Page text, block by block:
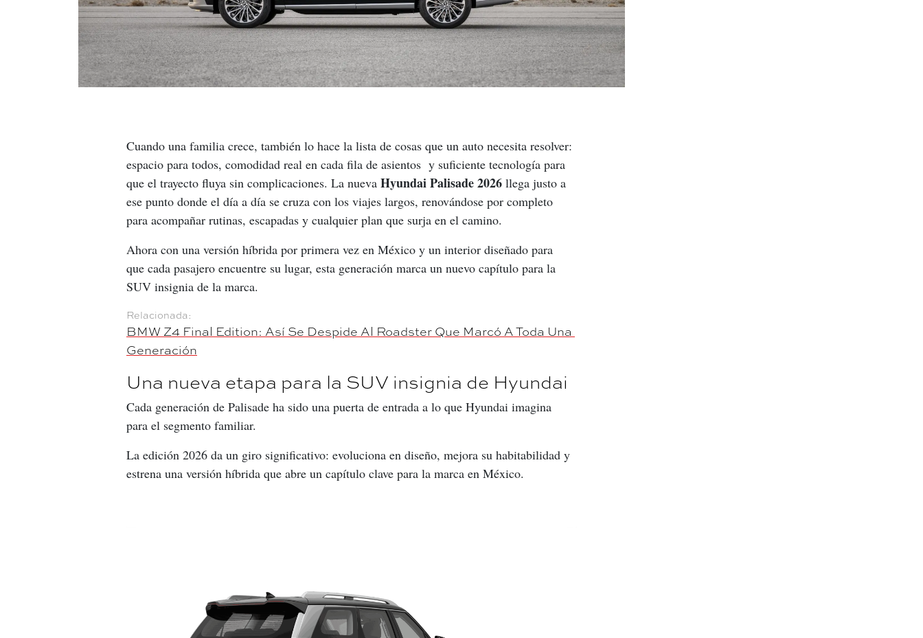
Cuando una familia crece, también lo hace la lista de cosas que un auto necesita resolver:
espacio para todos, comodidad real en cada fila de asientos  y suficiente tecnología para
que el trayecto fluya sin complicaciones. La nueva Hyundai Palisade 2026 llega justo a
ese punto donde el día a día se cruza con los viajes largos, renovándose por completo
para acompañar rutinas, escapadas y cualquier plan que surja en el camino.
Ahora con una versión híbrida por primera vez en México y un interior diseñado para
que cada pasajero encuentre su lugar, esta generación marca un nuevo capítulo para la
SUV insignia de la marca.
BMW Z4 Final Edition: Así Se Despide Al Roadster Que Marcó A Toda Una
Generación
Una nueva etapa para la SUV insignia de Hyundai
Cada generación de Palisade ha sido una puerta de entrada a lo que Hyundai imagina
para el segmento familiar.
La edición 2026 da un giro significativo: evoluciona en diseño, mejora su habitabilidad y
estrena una versión híbrida que abre un capítulo clave para la marca en México.